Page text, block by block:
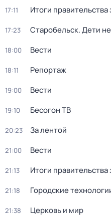
17:11 Итоги
17:23 Старобельск. Дети
18:00 Вести
18:11 Репортаж
19:00 Вести
19:10 Бесогон ТВ
20:23 За лентой
21:00 Вести
21:13 Итоги
21:18 Городские
21:38 Церковь и мир